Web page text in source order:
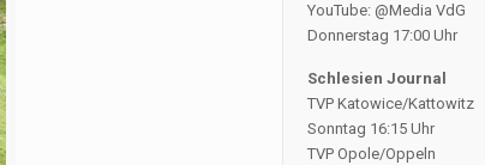
YouTube: @Media VdG
Donnerstag 17:00 Uhr
Schlesien Journal
TVP Katowice/Kattowitz
Sonntag 16:15 Uhr
TVP Opole/Oppeln